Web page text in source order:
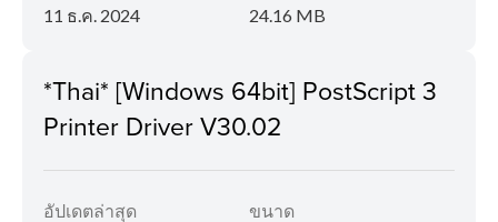
11 ธ.ค. 2024
24.16 MB
*Thai* [Windows 64bit] PostScript 3
Printer Driver V30.02
อัปเดตล่าสุด
ขนาด